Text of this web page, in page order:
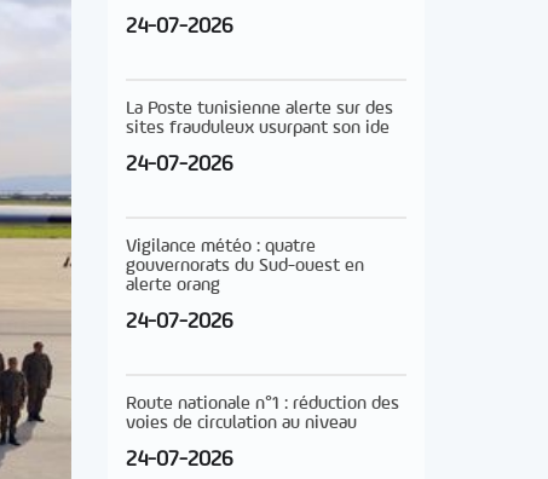
24-07-2026
La Poste tunisienne alerte sur des
sites frauduleux usurpant son ide
24-07-2026
Vigilance météo : quatre
gouvernorats du Sud-ouest en
alerte orang
24-07-2026
Route nationale n°1 : réduction des
voies de circulation au niveau
24-07-2026